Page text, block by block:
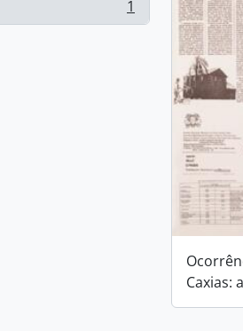
1
Caxias: